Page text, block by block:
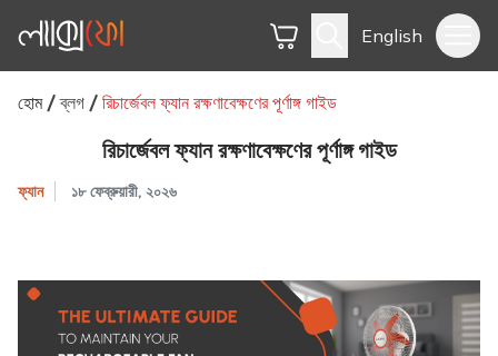
English
হোম ব্লগ রিচার্জেবল ফ্যান রক্ষণাবেক্ষণের পূর্ণাঙ্গ গাইড
রিচার্জেবল ফ্যান রক্ষণাবেক্ষণের পূর্ণাঙ্গ গাইড
ফ্যান ১৮ ফেব্রুয়ারী, ২০২৬